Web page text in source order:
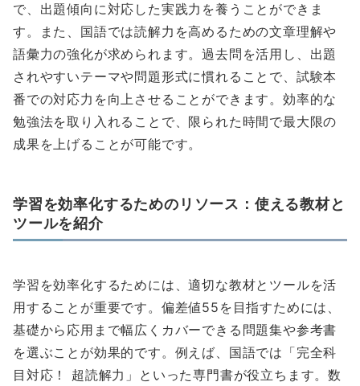
で、出題傾向に対応した実践力を養うことができま
す。また、国語では読解力を高めるための文章理解や
語彙力の強化が求められます。過去問を活用し、出題
されやすいテーマや問題形式に慣れることで、試験本
番での対応力を向上させることができます。効率的な
勉強法を取り入れることで、限られた時間で最大限の
成果を上げることが可能です。
学習を効率化するためのリソース：使える教材と
ツールを紹介
学習を効率化するためには、適切な教材とツールを活
用することが重要です。偏差値55を目指すためには、
基礎から応用まで幅広くカバーできる問題集や参考書
を選ぶことが効果的です。例えば、国語では「完全科
目対応！ 超読解力」といった専門書が役立ちます。数